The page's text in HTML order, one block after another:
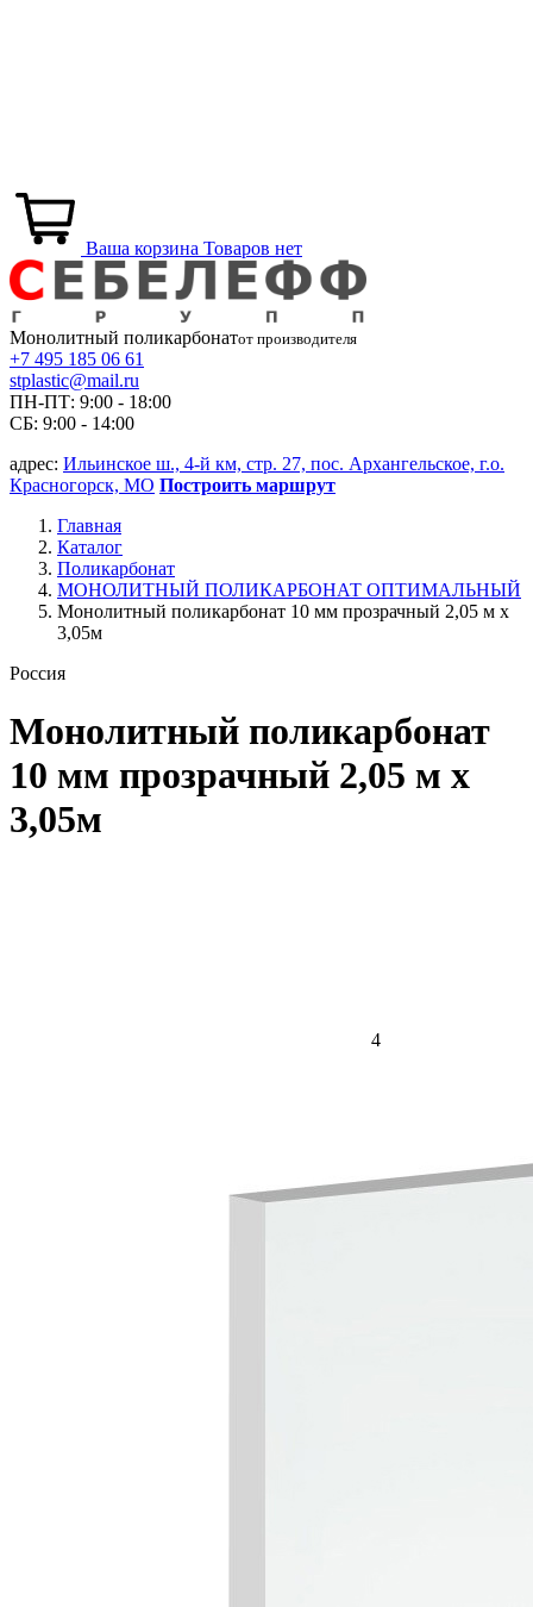
Ваша корзина Товаров нет
Монолитный поликарбонатот производителя
+7 495 185 06 61
stplastic@mail.ru
ПН-ПТ: 9:00 - 18:00
СБ: 9:00 - 14:00
адрес: Ильинское ш., 4-й км, стр. 27, пос. Архангельское, г.о.
Красногорск, МО Построить маршрут
Главная
Каталог
Поликарбонат
МОНОЛИТНЫЙ ПОЛИКАРБОНАТ ОПТИМАЛЬНЫЙ
Монолитный поликарбонат 10 мм прозрачный 2,05 м x
3,05м
Россия
Монолитный поликарбонат
10 мм прозрачный 2,05 м x
3,05м
4